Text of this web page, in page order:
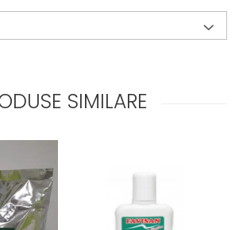
SIMILARE